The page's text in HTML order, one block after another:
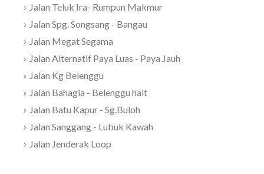
Jalan Teluk Ira- Rumpun Makmur
Jalan Spg. Songsang - Bangau
Jalan Megat Segama
Jalan Alternatif Paya Luas - Paya Jauh
Jalan Kg Belenggu
Jalan Bahagia - Belenggu halt
Jalan Batu Kapur - Sg.Buloh
Jalan Sanggang - Lubuk Kawah
Jalan Jenderak Loop